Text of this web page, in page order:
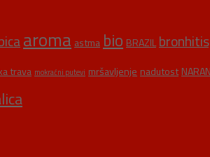
aroma astma bio BRAZIL
trava mokraćni putevi mršavljenje nadutost